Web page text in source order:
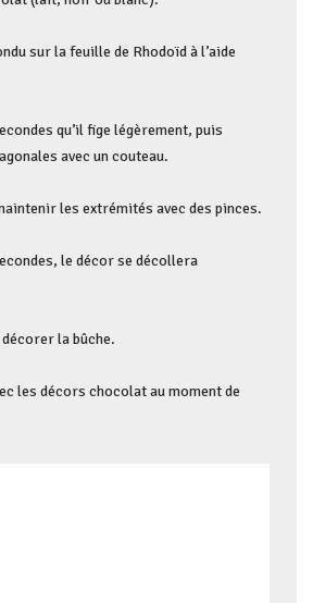
sur la feuille de Rhodoïd à l’aide
qu’il fige légèrement, puis
avec un couteau.
les extrémités avec des pinces.
le décor se décollera
la bûche.
les décors chocolat au moment de